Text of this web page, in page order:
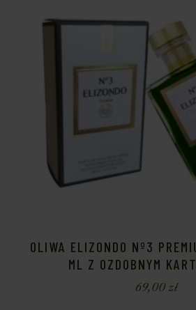
OLIWA ELIZONDO Nº3
ML Z OZDOBNYM
69,00zł